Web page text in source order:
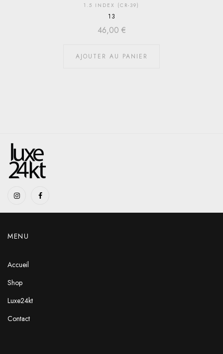
1.5 INDEX (CR-39)
13
46,00 €
AJOUTER AU PANIER
MENU
Accueil
Shop
Luxe24kt
Contact